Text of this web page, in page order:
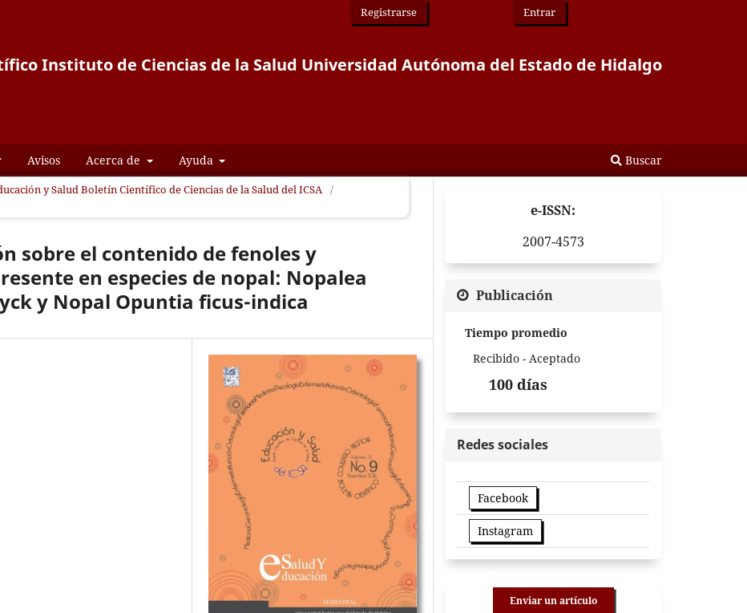
Instituto de Ciencias de la Salud Universidad Autónoma del Estado de Hidalgo
Avisos Acerca de Ayuda Buscar
Registrarse Entrar
y Salud Boletín Científico de Ciencias de la Salud del ICSA /
sobre el contenido de fenoles y
en especies de nopal: Nopalea
y Nopal Opuntia ficus-indica
e-ISSN:
2007-4573
Publicación
Tiempo promedio
Recibido - Aceptado
100 días
Redes sociales
Facebook
Instagram
Enviar un artículo